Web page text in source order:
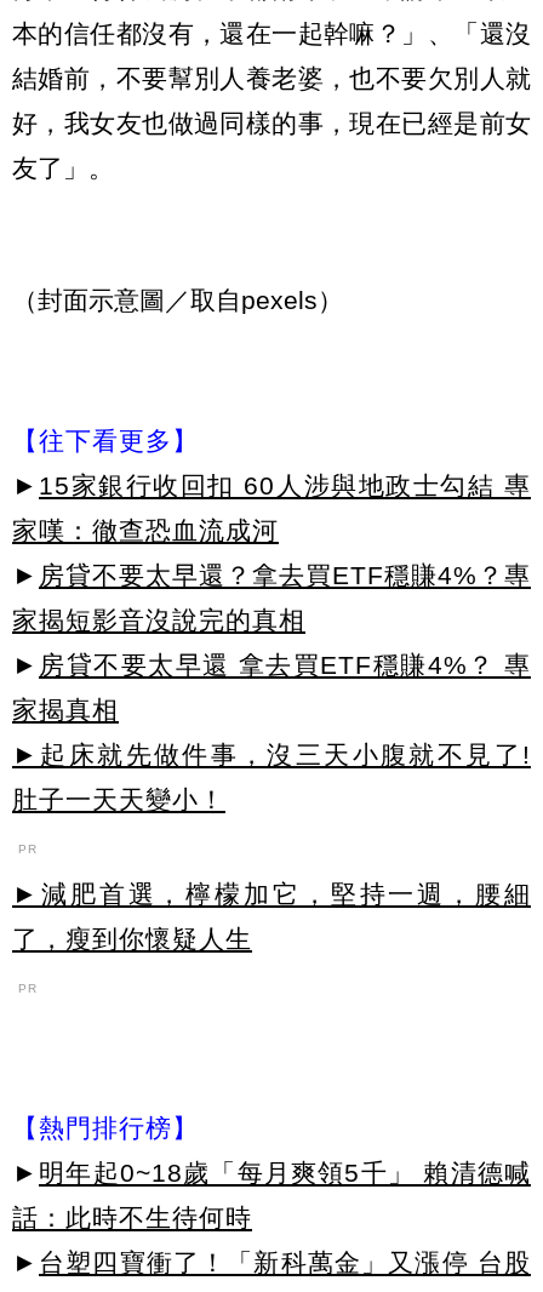
本的信任都沒有，還在一起幹嘛？」、「還沒
結婚前，不要幫別人養老婆，也不要欠別人就
好，我女友也做過同樣的事，現在已經是前女
友了」。
（封面示意圖／取自pexels）
【往下看更多】
► 15家銀行收回扣 60人涉與地政士勾結 專
家嘆：徹查恐血流成河
► 房貸不要太早還？拿去買ETF穩賺4%？專
家揭短影音沒說完的真相
► 房貸不要太早還 拿去買ETF穩賺4%？ 專
家揭真相
►起床就先做件事，沒三天小腹就不見了!
肚子一天天變小！
PR
►減肥首選，檸檬加它，堅持一週，腰細
了，瘦到你懷疑人生
PR
【熱門排行榜】
► 明年起0~18歲「每月爽領5千」 賴清德喊
話：此時不生待何時
► 台塑四寶衝了！「新科萬金」又漲停 台股